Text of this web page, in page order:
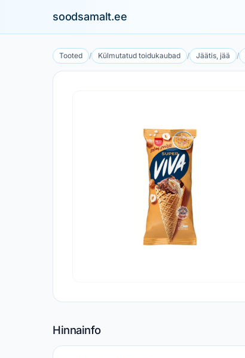
soodsamalt.ee
Tooted / Külmutatud toidukaubad / Jäätis, jää /
Hinnainfo